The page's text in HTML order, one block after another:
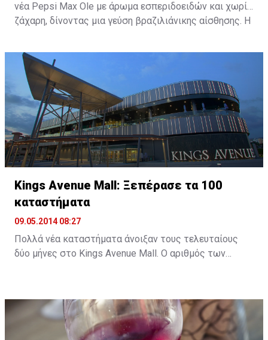
νέα Pepsi Max Ole με άρωμα εσπεριδοειδών και χωρίς
ζάχαρη, δίνοντας μια γεύση βραζιλιάνικης αίσθησης. Η
εξωτερικό και στην Ελλάδα σε περιορισμένη έκδοση.
Kings Avenue Mall: Ξεπέρασε τα 100
καταστήματα
09.05.2014 08:27
Πολλά νέα καταστήματα άνοιξαν τους τελευταίους
δύο μήνες στο Kings Avenue Mall. Ο αριθμός των
σε είδη ένδυσης , υπόδησης, αξεσουάρ, υπηρεσιών και
εστίασης.